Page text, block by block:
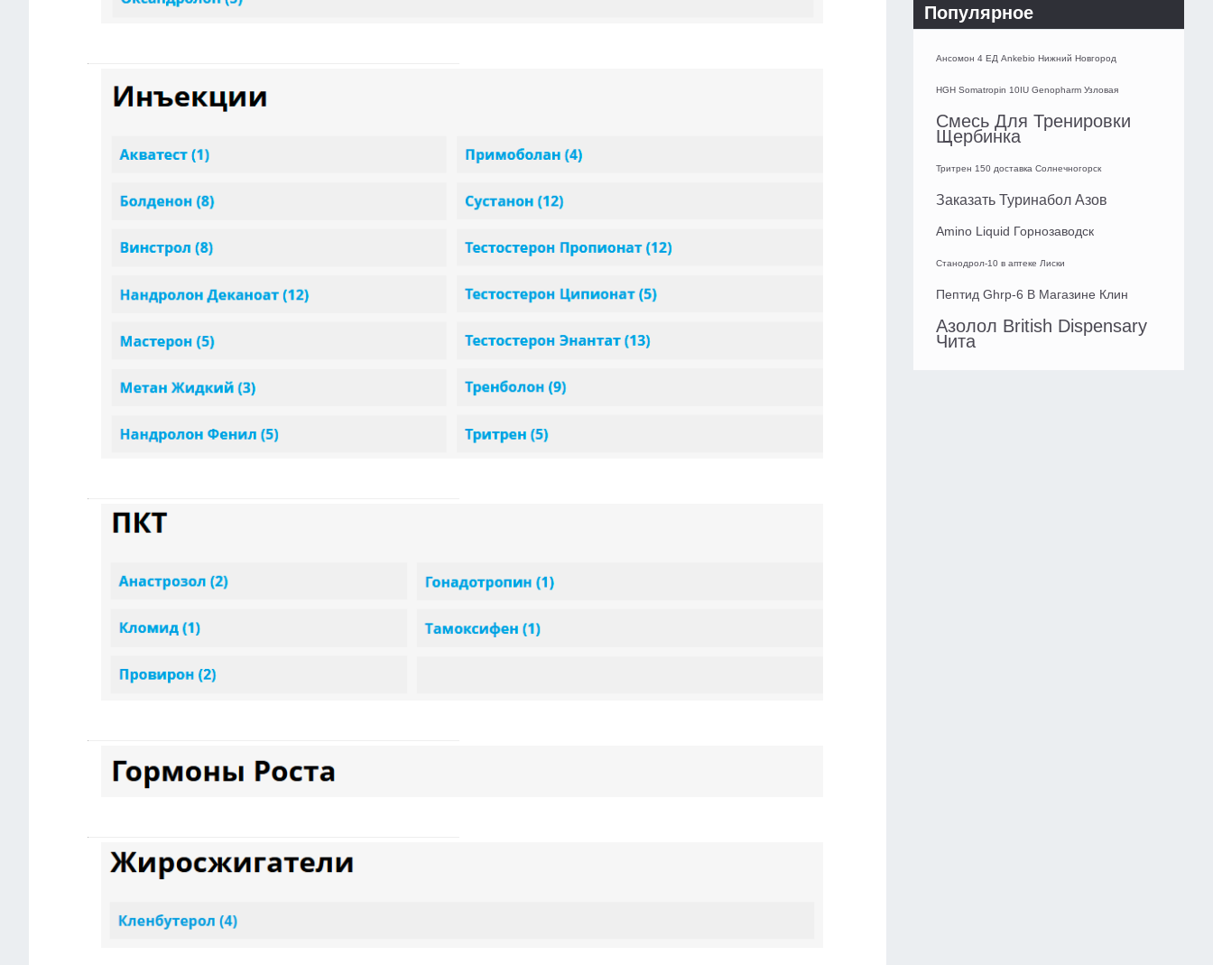
Популярное
Ансомон 4 ЕД Ankebio Нижний Новгород
HGH Somatropin 10IU Genopharm Узловая
Смесь Для Тренировки
Щербинка
Тритрен 150 доставка Солнечногорск
Заказать Туринабол Азов
Amino Liquid Горнозаводск
Станодрол-10 в аптеке Лиски
Пептид Ghrp-6 В Магазине Клин
Азолол British Dispensary
Чита